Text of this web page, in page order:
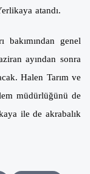
atandı.
bakımından genel
ayından sonra
Halen Tarım ve
müdürlüğünü de
ile de akrabalık